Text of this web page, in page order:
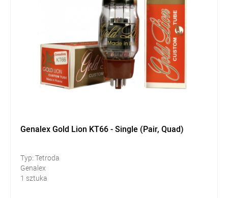
Genalex Gold Lion KT66 - Single (Pair, Quad)
Typ: Tetroda
Genalex
1 sztuka